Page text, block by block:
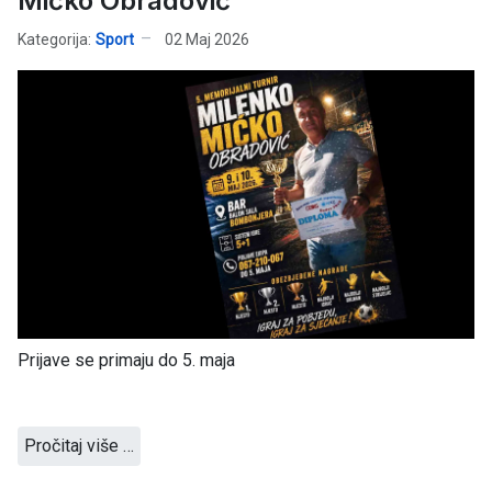
Kategorija: Sport 02 Maj 2026
Prijave se primaju do 5. maja
Pročitaj više …